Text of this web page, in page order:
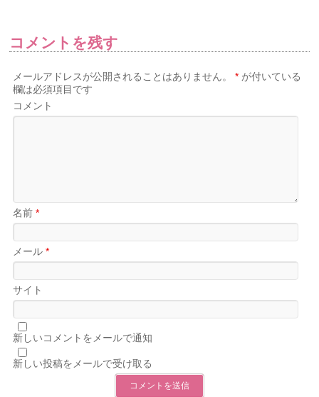
コメントを残す
メールアドレスが公開されることはありません。 * が付いている
欄は必須項目です
コメント
名前*
メール*
サイト
新しいコメントをメールで通知
新しい投稿をメールで受け取る